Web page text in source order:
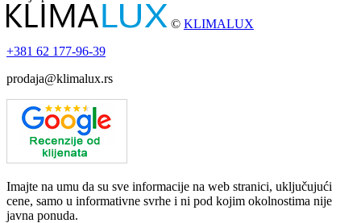
© KLIMALUX
+381 62 177-96-39
prodaja@klimalux.rs
Imajte na umu da su sve informacije na web stranici, uključujući
cene, samo u informativne svrhe i ni pod kojim okolnostima nije
javna ponuda.